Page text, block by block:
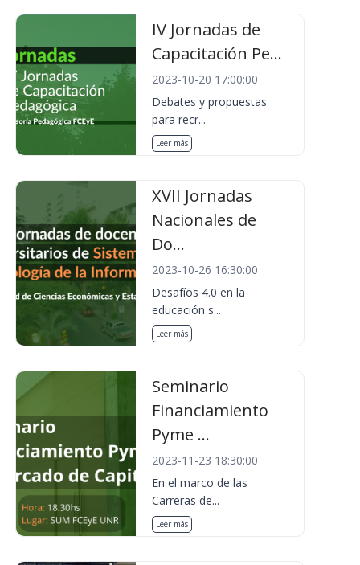
IV Jornadas de
Capacitación Pe...
2023-10-20 17:00:00
Debates y propuestas
para recr...
Leer más
XVII Jornadas
Nacionales de
Do...
2023-10-26 16:30:00
Desafíos 4.0 en la
educación s...
Leer más
Seminario
Financiamiento
Pyme ...
2023-11-23 18:30:00
En el marco de las
Carreras de...
Leer más